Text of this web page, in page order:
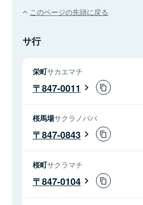
このページの先頭に戻る
サ行
栄町サカエマチ
847-0011
桜馬場サクラノババ
847-0843
桜町サクラマチ
847-0104